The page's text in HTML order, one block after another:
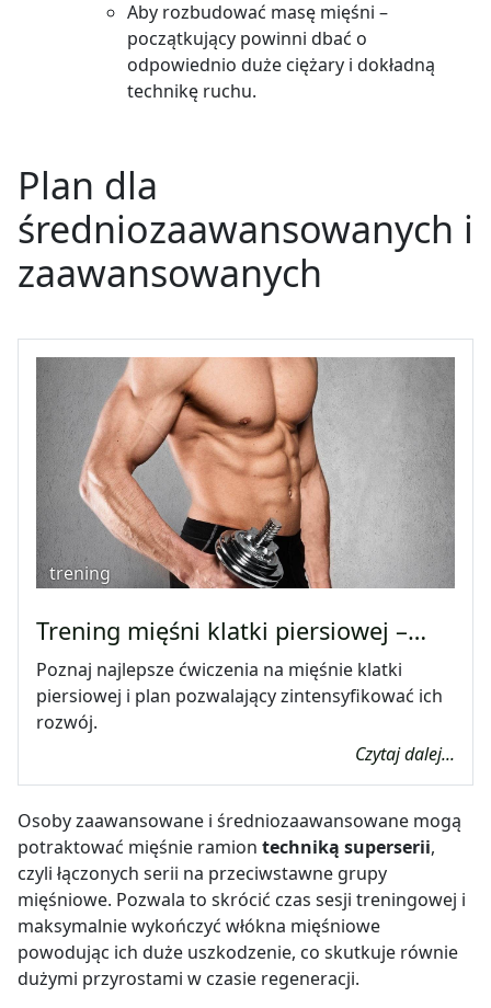
Aby rozbudować masę mięśni –
początkujący powinni dbać o
odpowiednio duże ciężary i dokładną
technikę ruchu.
Plan dla
średniozaawansowanych i
zaawansowanych
trening
Trening mięśni klatki piersiowej –…
Poznaj najlepsze ćwiczenia na mięśnie klatki
piersiowej i plan pozwalający zintensyfikować ich
rozwój.
Czytaj dalej...
Osoby zaawansowane i średniozaawansowane mogą
potraktować mięśnie ramion techniką superserii,
czyli łączonych serii na przeciwstawne grupy
mięśniowe. Pozwala to skrócić czas sesji treningowej i
maksymalnie wykończyć włókna mięśniowe
powodując ich duże uszkodzenie, co skutkuje równie
dużymi przyrostami w czasie regeneracji.